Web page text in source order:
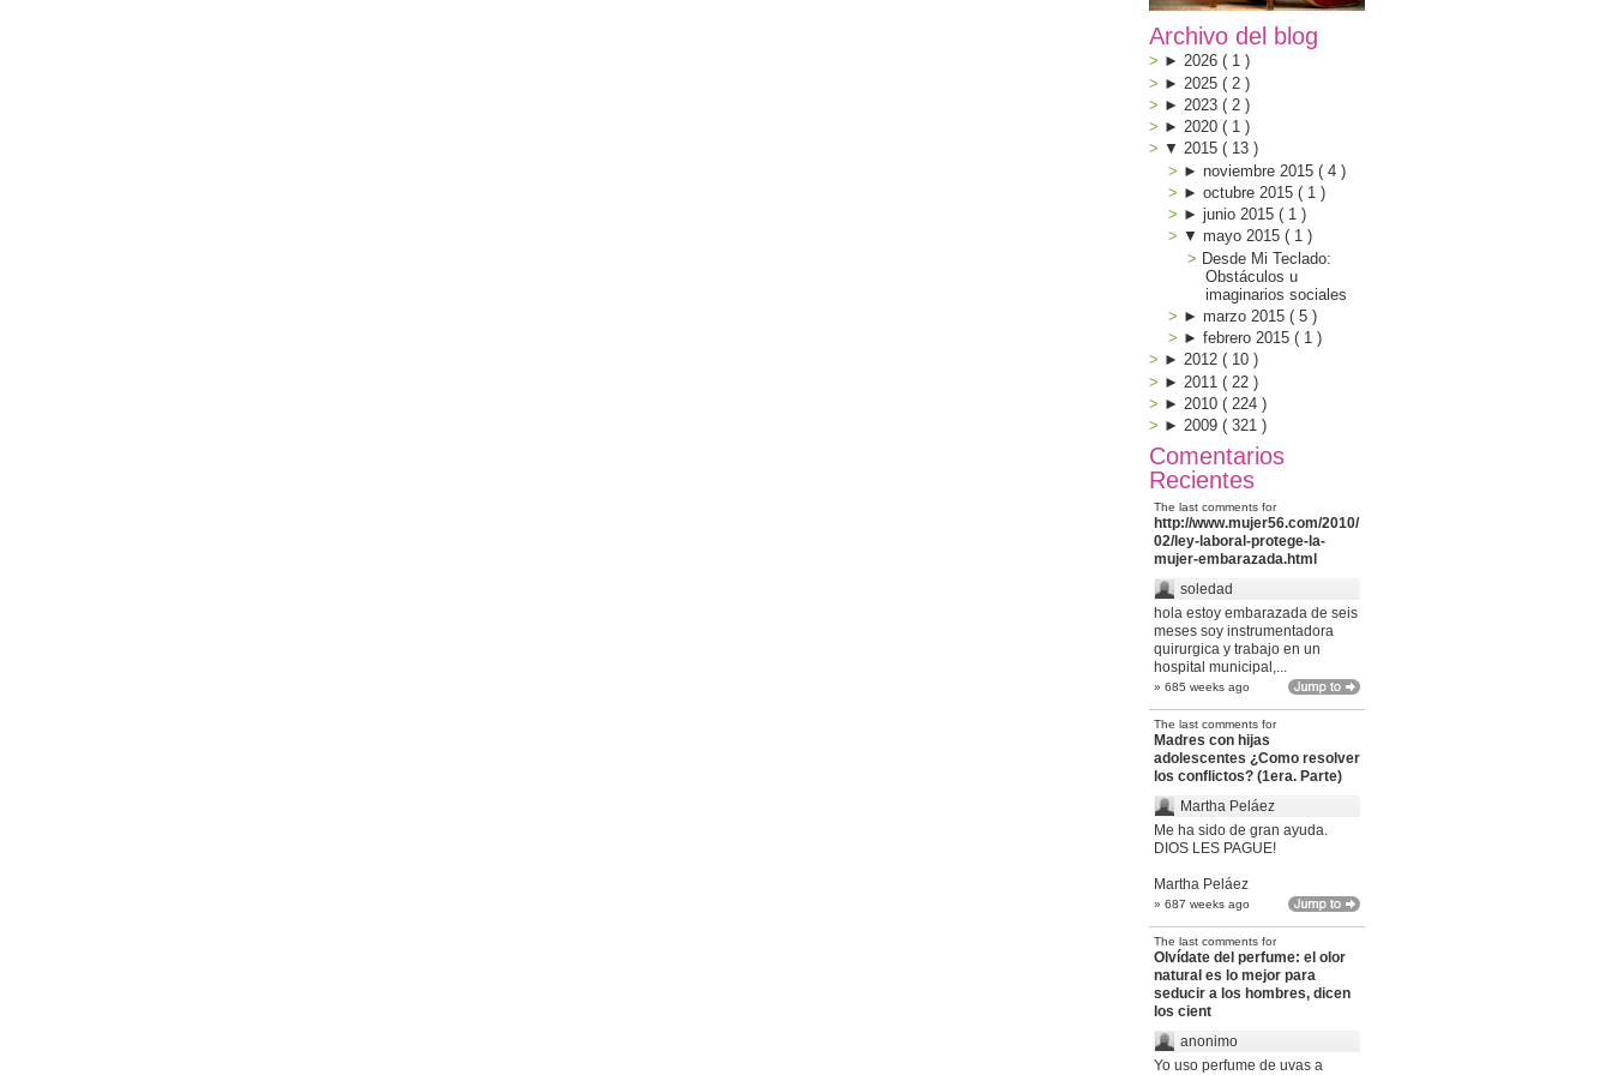
Archivo del blog
► 2026 ( 1 )
► 2025 ( 2 )
► 2023 ( 2 )
► 2020 ( 1 )
▼ 2015 ( 13 )
► noviembre 2015 ( 4 )
► octubre 2015 ( 1 )
► junio 2015 ( 1 )
▼ mayo 2015 ( 1 )
Desde Mi Teclado:
Obstáculos u
imaginarios sociales
► marzo 2015 ( 5 )
► febrero 2015 ( 1 )
► 2012 ( 10 )
► 2011 ( 22 )
► 2010 ( 224 )
► 2009 ( 321 )
Comentarios
Recientes
The last comments for
http://www.mujer56.com/2010/
02/ley-laboral-protege-la-
mujer-embarazada.html
soledad
hola estoy embarazada de seis
meses soy instrumentadora
quirurgica y trabajo en un
hospital municipal,...
» 685 weeks ago
The last comments for
Madres con hijas
adolescentes ¿Como resolver
los conflictos? (1era. Parte)
Martha Peláez
Me ha sido de gran ayuda.
DIOS LES PAGUE!
Martha Peláez
» 687 weeks ago
The last comments for
Olvídate del perfume: el olor
natural es lo mejor para
seducir a los hombres, dicen
los cient
anonimo
Yo uso perfume de uvas a